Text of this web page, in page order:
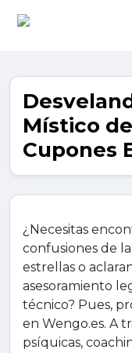
Místico
Cupones
¿Necesitas
confusiones de
estrellas o
asesoramiento
técnico? Pues,
en Wengo.es. A
psíquicas,